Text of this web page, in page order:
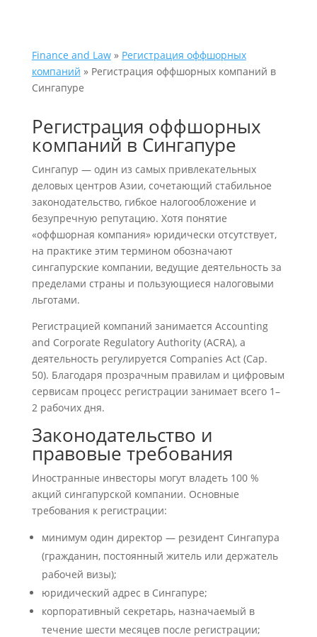
Finance and Law» Регистрация оффшорных
компаний » Регистрация оффшорных компаний в
Сингапуре
Регистрация оффшорных
компаний в Сингапуре
Сингапур — один из самых привлекательных
деловых центров Азии, сочетающий стабильное
законодательство, гибкое налогообложение и
безупречную репутацию. Хотя понятие
«оффшорная компания» юридически отсутствует,
на практике этим термином обозначают
сингапурские компании, ведущие деятельность за
пределами страны и пользующиеся налоговыми
льготами.
Регистрацией компаний занимается Accounting
and Corporate Regulatory Authority (ACRA), а
деятельность регулируется Companies Act (Cap.
50). Благодаря прозрачным правилам и цифровым
сервисам процесс регистрации занимает всего 1–
2 рабочих дня.
Законодательство и
правовые требования
Иностранные инвесторы могут владеть 100 %
акций сингапурской компании. Основные
требования к регистрации:
минимум один директор — резидент Сингапура
(гражданин, постоянный житель или держатель
рабочей визы);
юридический адрес в Сингапуре;
корпоративный секретарь, назначаемый в
течение шести месяцев после регистрации;